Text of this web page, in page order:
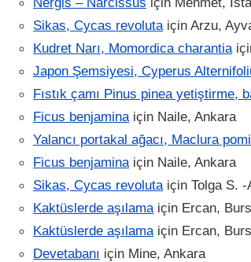
Sikas, Cycas revoluta için Arzu,
Kudret Narı, Momordica charantia
Japon Şemsiyesi, Cyperus
Fıstık çamı Pinus pinea yetiştirme,
Ficus benjamina için Naile, Ankara
Yalancı portakal ağacı, Maclura
Ficus benjamina için Naile, Ankara
Sikas, Cycas revoluta için Tolga S. -
Kaktüslerde aşılama için Ercan,
Kaktüslerde aşılama için Ercan,
Devetabanı için Mine, Ankara